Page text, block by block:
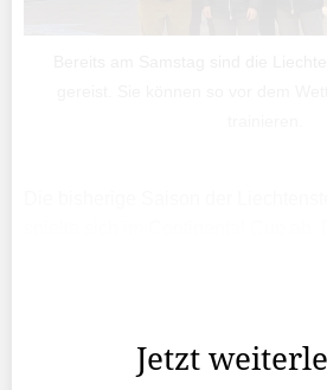
Jetzt